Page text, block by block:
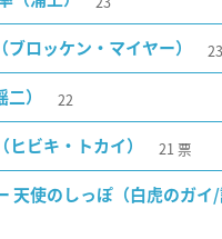
ブロッケン・マイヤー） 23
二） 22
ヒビキ・トカイ） 21 票
天使のしっぽ（白虎のガイ/